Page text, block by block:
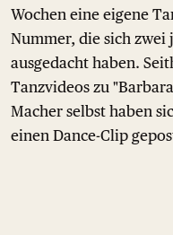
Wochen eine eigene
Nummer, die sich zwei
ausgedacht haben.
Tanzvideos zu
Macher selbst haben
einen Dance-Clip